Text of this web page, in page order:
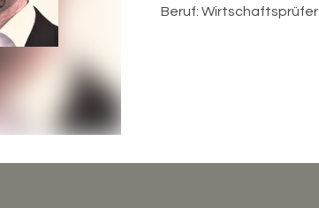
Beruf: Wirtschaftsprüfer